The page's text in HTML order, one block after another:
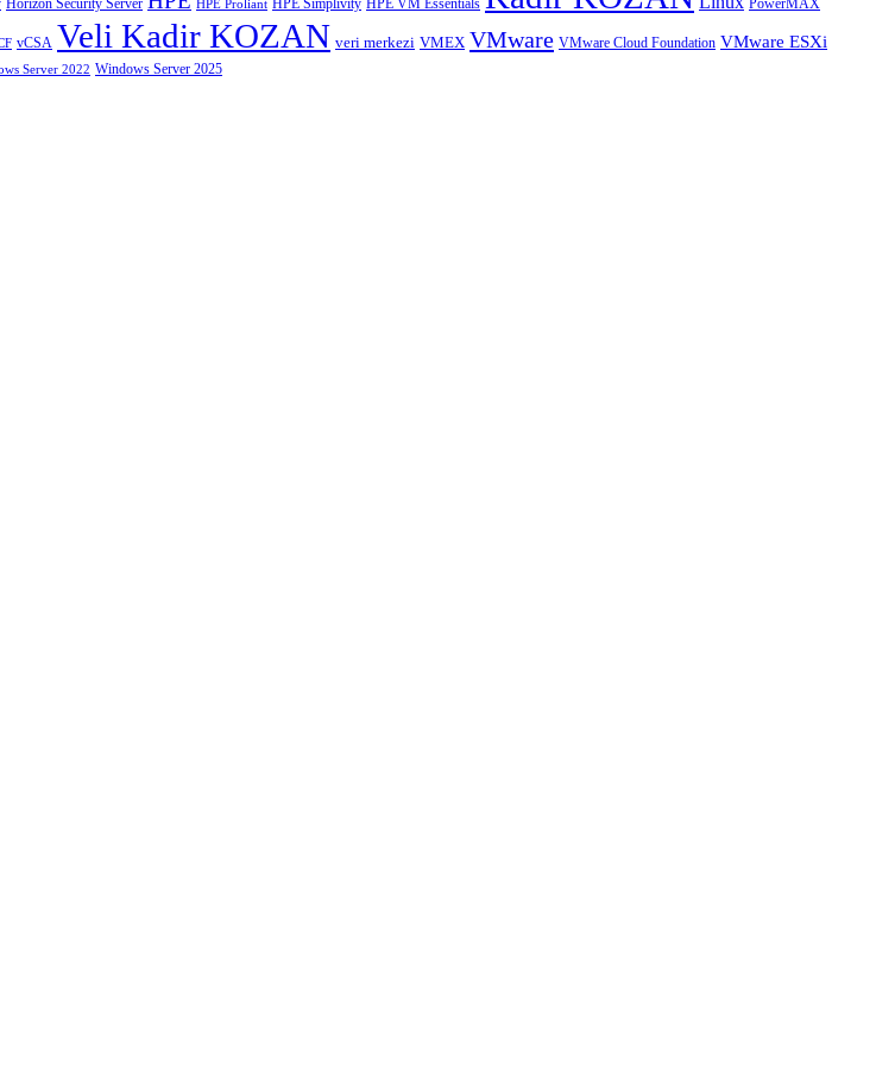
Horizon Security Server HPE Proliant HPE Simplivity
vCSA Veli Kadir KOZAN veri merkezi VMEX VMware VMware Cloud Foundation VMware ESXi
Server 2022 Windows Server 2025